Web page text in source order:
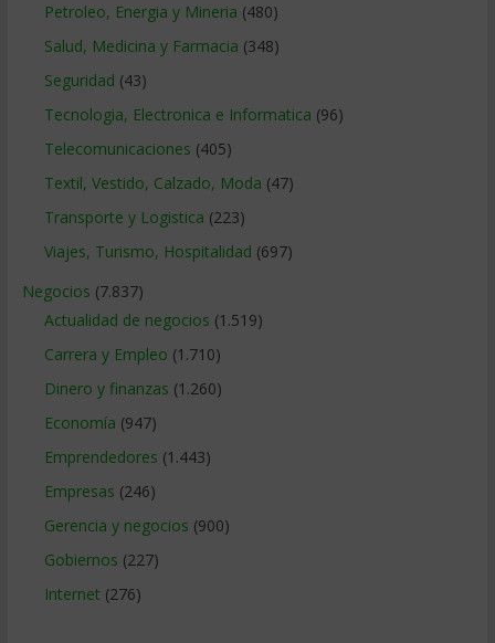
Petroleo, Energia y Mineria (480)
Salud, Medicina y Farmacia (348)
Seguridad (43)
Tecnologia, Electronica e Informatica (96)
Telecomunicaciones (405)
Textil, Vestido, Calzado, Moda (47)
Transporte y Logistica (223)
Viajes, Turismo, Hospitalidad (697)
Negocios (7.837)
Actualidad de negocios (1.519)
Carrera y Empleo (1.710)
Dinero y finanzas (1.260)
Economía (947)
Emprendedores (1.443)
Empresas (246)
Gerencia y negocios (900)
Gobiernos (227)
Internet (276)